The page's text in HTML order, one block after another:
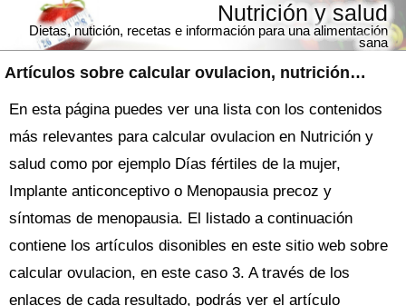
Artículos sobre calcular ovulacion, nutrición y salud
Nutrición y salud
Dietas, nutición, recetas e información para una alimentación
sana
En esta página puedes ver una lista con los contenidos
más relevantes para calcular ovulacion en Nutrición y
salud como por ejemplo Días fértiles de la mujer,
Implante anticonceptivo o Menopausia precoz y
síntomas de menopausia. El listado a continuación
contiene los artículos disonibles en este sitio web sobre
calcular ovulacion, en este caso 3. A través de los
enlaces de cada resultado, podrás ver el artículo